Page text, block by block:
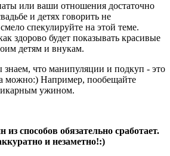
или ваши отношения достаточно
и детях говорить не
спекулируйте на этой теме.
здорово будет показывать красивые
детям и внукам.
что манипуляции и подкуп - это
можно:) Например, пообещайте
ужином.
способов обязательно сработает.
и незаметно!:)